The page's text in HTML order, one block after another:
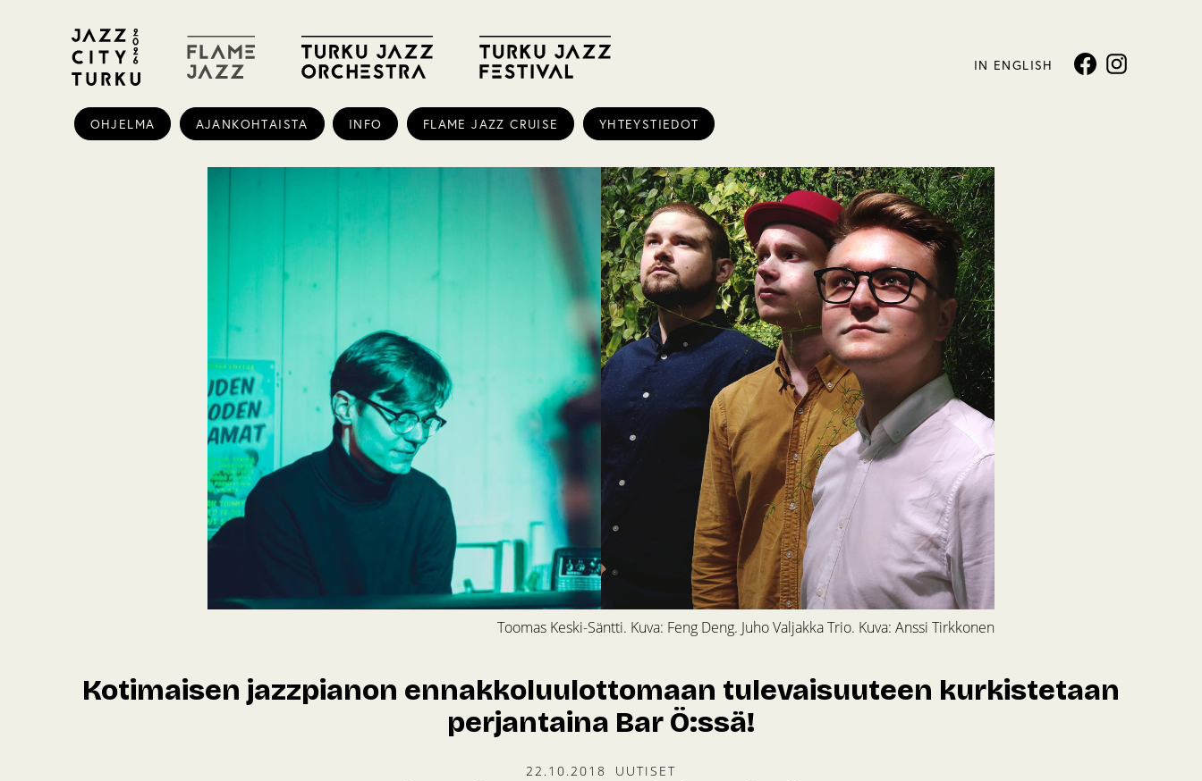
IN ENGLISH
OHJELMA AJANKOHTAISTA INFO FLAME JAZZ CRUISE YHTEYSTIEDOT
Toomas Keski-Säntti. Kuva: Feng Deng. Juho Valjakka Trio. Kuva: Anssi Tirkkonen
Kotimaisen jazzpianon ennakkoluulottomaan tulevaisuuteen kurkistetaan
perjantaina Bar Ö:ssä!
22.10.2018 UUTISET